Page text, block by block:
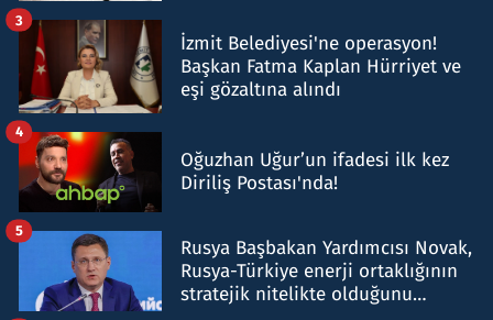
İzmit Belediyesi'ne operasyon!
Başkan Fatma Kaplan Hürriyet ve
eşi gözaltına alındı
3
Oğuzhan Uğur’un ifadesi ilk kez
Diriliş Postası'nda!
4
Rusya Başbakan Yardımcısı Novak,
Rusya-Türkiye enerji ortaklığının
stratejik nitelikte olduğunu
5